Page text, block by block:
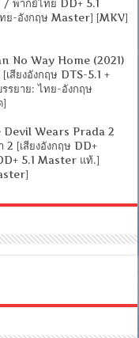
/ พากย์ไทย DD+ 5.1
ย-อังกฤษ Master] [MKV]
No Way Home (2021)
เสียงอังกฤษ DTS-5.1 +
รยาย: ไทย-อังกฤษ
]
Devil Wears Prada 2
2 [เสียงอังกฤษ DD+
5.1 Master แท้.]